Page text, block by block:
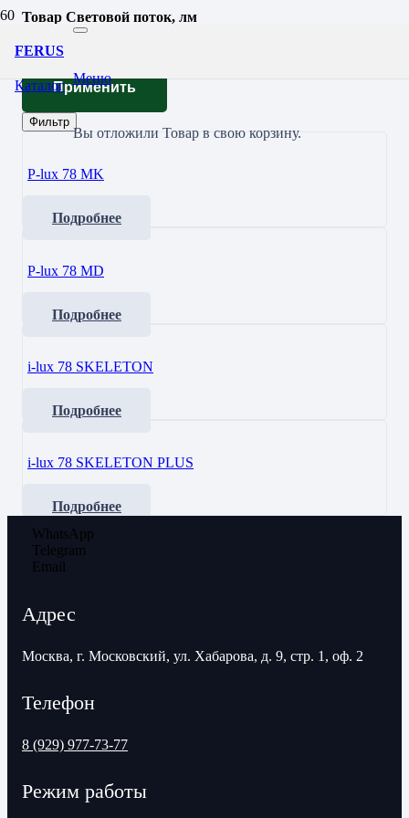
FERUS
Меню
Вы отложили Товарв свою корзину.
Каталог
Товар Световой поток, лм
Применить
Фильтр
P-lux 78 MK
Подробнее
P-lux 78 МD
Подробнее
i-lux 78 SKELETON
Подробнее
i-lux 78 SKELETON PLUS
Подробнее
WhatsApp
Telegram
Email
Адрес
Москва, г. Московский, ул. Хабарова, д. 9, стр. 1, оф. 2
Телефон
8 (929) 977-73-77
Режим работы